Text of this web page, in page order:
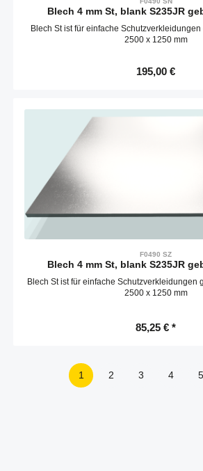
Blech 4 mm St, blank S235JR
Blech St ist für einfache
2500 x 1250 mm
Regulärer Preis:
195,00 €
F0490 SZ
Blech 4 mm St, blank S235JR
Blech St ist für einfache Schutzverkleidungen
2500 x 1250 mm
85,25 € *
Seite
1
Seite
2
Seite
3
Seite
4 5